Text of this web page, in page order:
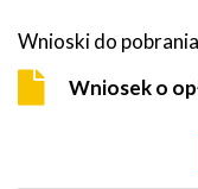
Wnioski do pobrania
Wniosek o